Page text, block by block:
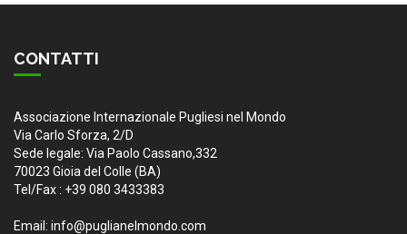
CONTATTI
Associazione Internazionale Pugliesi nel Mondo
Via Carlo Sforza, 2/D
Sede legale: Via Paolo Cassano,332
70023 Gioia del Colle (BA)
Tel/Fax : +39 080 3433383
Email: info@puglianelmondo.com